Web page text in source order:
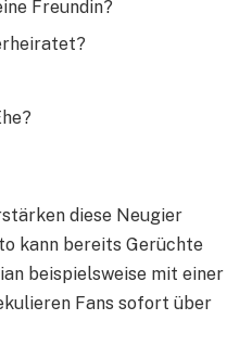
Freundin?
diese Neugier
kann bereits Gerüchte
beispielsweise mit einer
Fans sofort über